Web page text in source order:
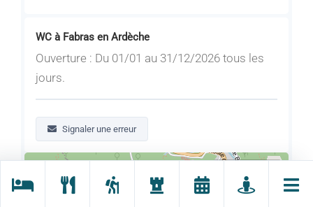
WC à Fabras en Ardèche
Ouverture : Du 01/01 au 31/12/2026 tous les
jours.
Signaler une erreur